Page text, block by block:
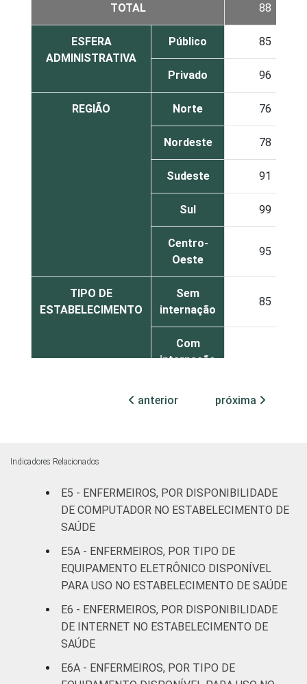
TOTAL 88
ESFERA
ADMINISTRATIVA
Público 85
Privado 96
REGIÃO Norte 76
Nordeste 78
Sudeste 91
Sul 99
Centro-
Oeste
95
TIPO DE
ESTABELECIMENTO
Sem
internação
85
Com
internação
SADT 99
anos
De 31 a 40
anos
mais
anterior próxima
Indicadores Relacionados
E5 - ENFERMEIROS, POR DISPONIBILIDADE
DE COMPUTADOR NO ESTABELECIMENTO DE
SAÚDE
E5A - ENFERMEIROS, POR TIPO DE
EQUIPAMENTO ELETRÔNICO DISPONÍVEL
PARA USO NO ESTABELECIMENTO DE SAÚDE
E6 - ENFERMEIROS, POR DISPONIBILIDADE
DE INTERNET NO ESTABELECIMENTO DE
SAÚDE
E6A - ENFERMEIROS, POR TIPO DE